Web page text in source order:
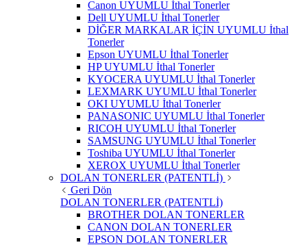
Canon UYUMLU İthal Tonerler
Dell UYUMLU İthal Tonerler
DİĞER MARKALAR İÇİN UYUMLU İthal
Tonerler
Epson UYUMLU İthal Tonerler
HP UYUMLU İthal Tonerler
KYOCERA UYUMLU İthal Tonerler
LEXMARK UYUMLU İthal Tonerler
OKI UYUMLU İthal Tonerler
PANASONIC UYUMLU İthal Tonerler
RICOH UYUMLU İthal Tonerler
SAMSUNG UYUMLU İthal Tonerler
Toshiba UYUMLU İthal Tonerler
XEROX UYUMLU İthal Tonerler
DOLAN TONERLER (PATENTLİ)
Geri Dön
DOLAN TONERLER (PATENTLİ)
BROTHER DOLAN TONERLER
CANON DOLAN TONERLER
EPSON DOLAN TONERLER